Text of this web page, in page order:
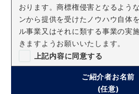
おります。商標権侵害となるよう
ンから提供を受けたノウハウ自体
ル事業又はそれに類する事業の実
きますようお願いいたします。
上記内容に同意する
ご紹介者お名前
(任意)